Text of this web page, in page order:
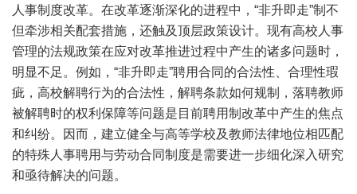
人事制度改革。在改革逐渐深化的进程中，“非升即走”制不
但牵涉相关配套措施，还触及顶层政策设计。现有高校人事
管理的法规政策在应对改革推进过程中产生的诸多问题时，
明显不足。例如，“非升即走”聘用合同的合法性、合理性瑕
疵，高校解聘行为的合法性，解聘条款如何规制，落聘教师
被解聘时的权利保障等问题是目前聘用制改革中产生的焦点
和纠纷。因而，建立健全与高等学校及教师法律地位相匹配
的特殊人事聘用与劳动合同制度是需要进一步细化深入研究
和亟待解决的问题。